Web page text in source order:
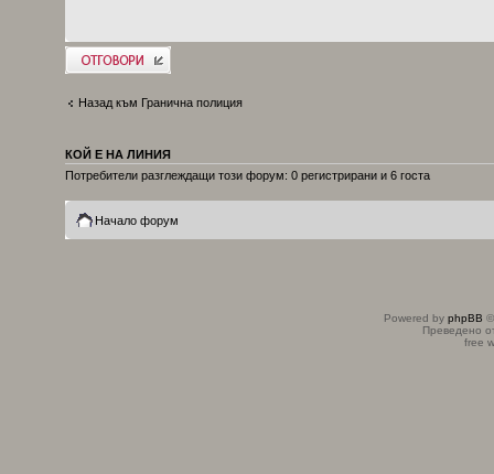
Добави отговор
Назад към Гранична полиция
КОЙ Е НА ЛИНИЯ
Потребители разглеждащи този форум: 0 регистрирани и 6 госта
Начало форум
Powered by phpBB
Преведено
free